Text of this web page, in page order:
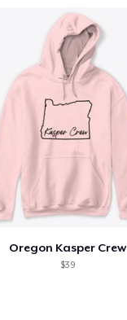
Oregon Kasper Crew
$39